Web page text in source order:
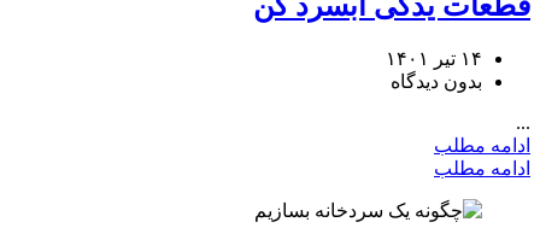
۱۴ تیر ۱۴۰۱
بدون دیدگاه
...
ادامه مطلب
ادامه مطلب